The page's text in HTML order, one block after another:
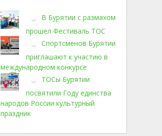
В Бурятии с размахом
прошел Фестиваль ТОС
Спортсменов Бурятии
приглашают к участию в
международном конкурсе
ТОСы Бурятии
посвятили Году единства
народов России культурный
праздник